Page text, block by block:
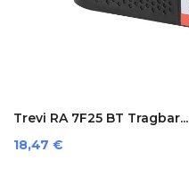
Trevi RA 7F25 BT Tragbar...
Preis
18,47 €